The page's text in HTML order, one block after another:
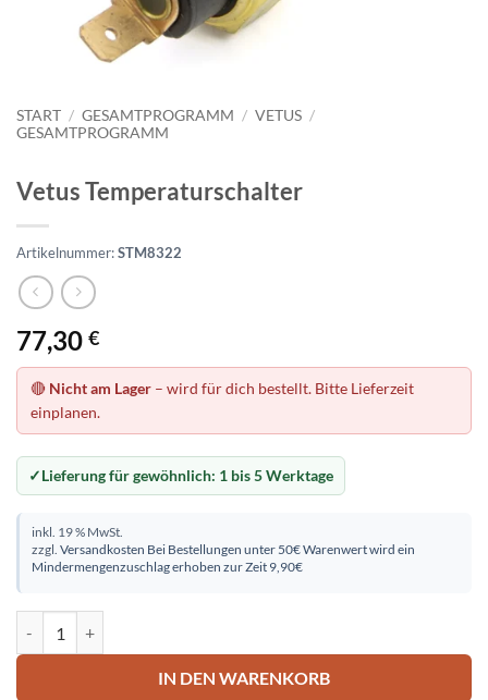
START / GESAMTPROGRAMM / VETUS /
GESAMTPROGRAMM
Vetus Temperaturschalter
Artikelnummer:STM8322
77,30 €
🔴 Nicht am Lager – wird für dich bestellt. Bitte Lieferzeit
einplanen.
Lieferung für gewöhnlich: 1 bis 5 Werktage
inkl. 19 % MwSt.
zzgl. Versandkosten Bei Bestellungen unter 50€ Warenwert wird ein
Mindermengenzuschlag erhoben zur Zeit 9,90€
IN DEN WARENKORB